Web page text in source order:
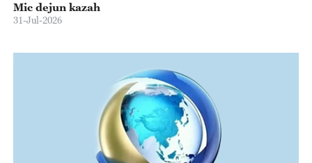
Mic dejun kazah
31-Jul-2026